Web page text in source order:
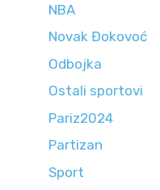
NBA
Novak Đokovoć
Odbojka
Ostali sportovi
Pariz2024
Partizan
Sport